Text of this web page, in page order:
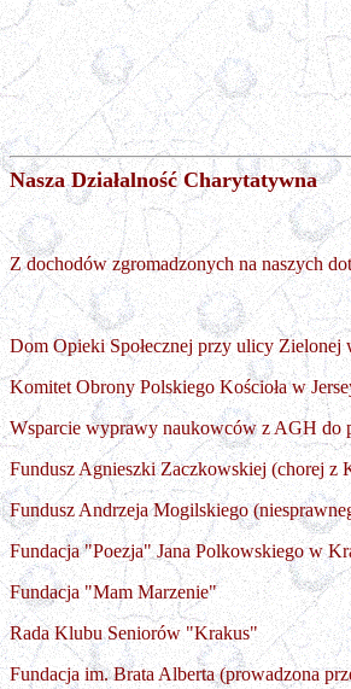
Nasza Działalność Charytatywna
Z dochodów zgromadzonych na naszych
Dom Opieki Społecznej przy ulicy
Komitet Obrony Polskiego Kościoła w
Wsparcie wyprawy naukowców z AGH do
Fundusz Agnieszki Zaczkowskiej (chorej z
Fundusz Andrzeja Mogilskiego
Fundacja "Poezja" Jana Polkowskiego w
Fundacja "Mam Marzenie"
Rada Klubu Seniorów "Krakus"
Fundacja im. Brata Alberta (prowadzona